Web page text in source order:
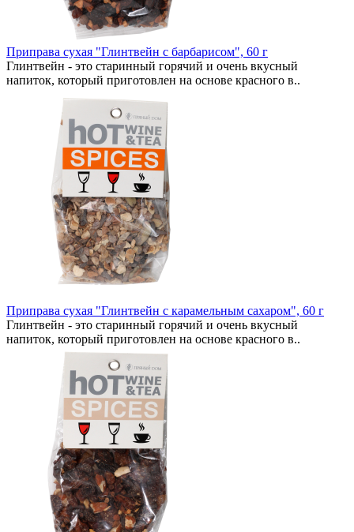
Приправа сухая "Глинтвейн с барбарисом", 60 г
Глинтвейн - это старинный горячий и очень вкусный
напиток, который приготовлен на основе красного в..
Приправа сухая "Глинтвейн с карамельным сахаром", 60 г
Глинтвейн - это старинный горячий и очень вкусный
напиток, который приготовлен на основе красного в..